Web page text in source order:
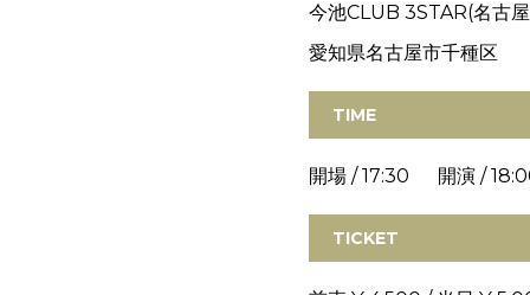
今池CLUB 3STAR(名古
愛知県名古屋市千種区
TIME
開場 / 17:30 開演 /
TICKET